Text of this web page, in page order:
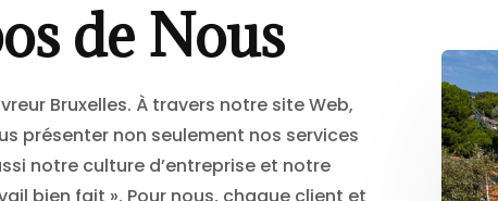
de Nous
Bruxelles. À travers notre site Web,
présenter non seulement nos services
notre culture d’entreprise et notre